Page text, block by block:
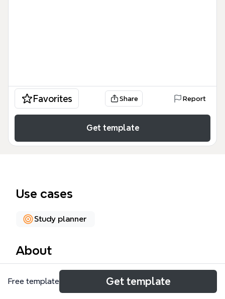
Favorites Share Report
Get template
Use cases
Study planner
About
日本幕末維新（1853–1877）是一張涵蓋467個節點的
歷史知識圖譜，從「黑船來航」到「西南戰爭」完整梳
Free template Get template